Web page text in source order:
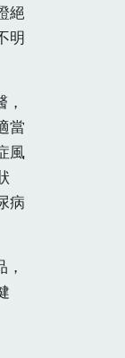
絕
明
當
風
病